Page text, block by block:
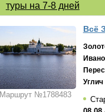
туры на 7-8 дней
Маршрут №1788483
Всё
Углич